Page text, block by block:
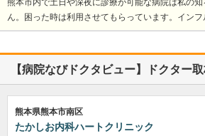
熊本市内で土日や深夜に診療が可能な病院は私の
ん。困った時は利用させてもらっています。インフ
【病院なびドクタビュー】ドクター
熊本県熊本市南区
たかしお内科ハートクリニック